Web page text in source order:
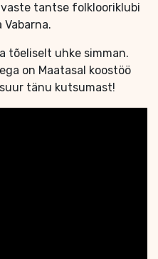
tantse folklooriklubi
tõeliselt uhke simman.
on Maatasal koostöö
tänu kutsumast!